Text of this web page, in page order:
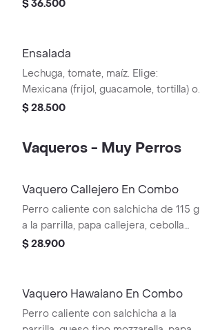
alimentos de origen animal) + papas
$ 36.500
Ensalada
Lechuga, tomate, maíz. Elige:
Mexicana (frijol, guacamole, tortilla) o
Campestre (quesos, huevo, pepinillos)
alimentos de origen animal)
$ 28.500
Vaqueros - Muy Perros
Vaquero Callejero En Combo
Perro caliente con salchicha de 115 g
a la parrilla, papa callejera, cebolla
picada, salsa blanca, salsa de tomate
PET
$ 28.900
Vaquero Hawaiano En Combo
Perro caliente con salchicha a la